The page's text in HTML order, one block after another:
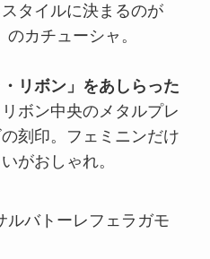
タイルに決まるのが
のカチューシャ。
リボン」をあしらった
ボン中央のメタルプレ
刻印。フェミニンだけ
がおしゃれ。
ルバトーレフェラガモ